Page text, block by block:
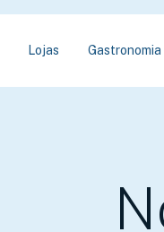
Lojas Gastronomia